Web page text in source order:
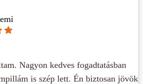
Nagyon kedves fogadtatásban
is szép lett. Én biztosan jövök